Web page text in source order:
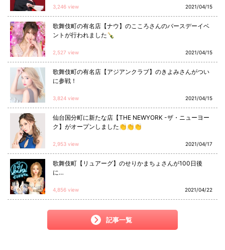
3,246 view 2021/04/15
歌舞伎町の有名店【ナウ】のこころさんのバースデーイベ
ントが行われました🍾
2,527 view 2021/04/15
歌舞伎町の有名店【アジアンクラブ】のきよみさんがつい
に参戦！
3,824 view 2021/04/15
仙台国分町に新たな店【THE NEWYORK -ザ・ニューヨー
ク】がオープンしました👏👏👏
2,953 view 2021/04/17
歌舞伎町【リュアーグ】のせりかまちょさんが100日後
に…
4,856 view 2021/04/22
記事一覧